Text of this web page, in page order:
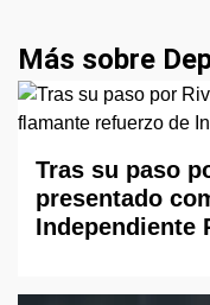
Más sobre
Tras su paso
presentado
Independiente